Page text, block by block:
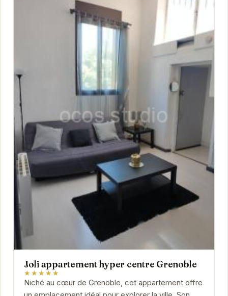
Joli appartement hyper centre Grenoble
★★★★★
Niché au cœur de Grenoble, cet appartement offre